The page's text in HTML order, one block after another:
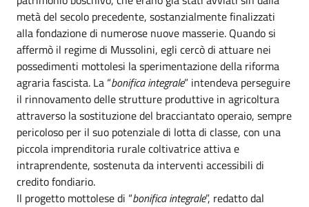
metà del secolo precedente, sostanzialmente finalizzati
alla fondazione di numerose nuove masserie. Quando si
affermò il regime di Mussolini, egli cercò di attuare nei
possedimenti mottolesi la sperimentazione della riforma
agraria fascista. La “bonifica integrale” intendeva perseguire
il rinnovamento delle strutture produttive in agricoltura
attraverso la sostituzione del bracciantato operaio, sempre
pericoloso per il suo potenziale di lotta di classe, con una
piccola imprenditoria rurale coltivatrice attiva e
intraprendente, sostenuta da interventi accessibili di
credito fondiario.
Il progetto mottolese di “bonifica integrale”, redatto dal